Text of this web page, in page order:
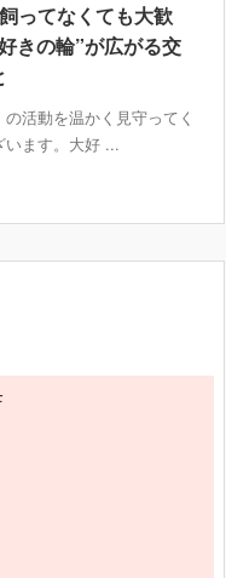
ってなくても大歓
きの輪”が広がる交
活動を温かく見守ってく
います。大好 ...